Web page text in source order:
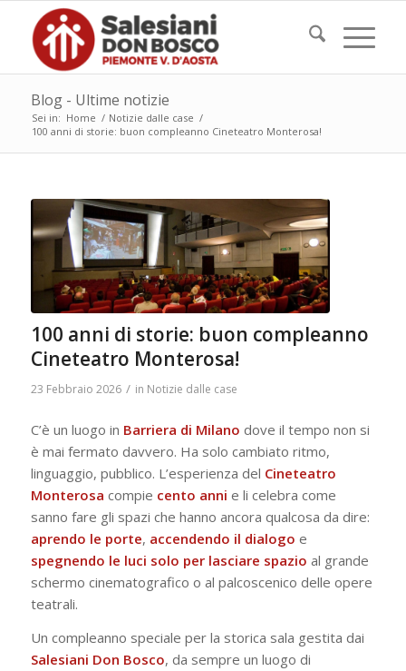
Blog - Ultime notizie
Sei in: Home / Notizie dalle case /
100 anni di storie: buon compleanno Cineteatro Monterosa!
100 anni di storie: buon compleanno
Cineteatro Monterosa!
23 Febbraio 2026 / in Notizie dalle case
C’è un luogo in Barriera di Milano dove il tempo non si
è mai fermato davvero. Ha solo cambiato ritmo,
linguaggio, pubblico. L’esperienza del Cineteatro
Monterosa compie cento anni e li celebra come
sanno fare gli spazi che hanno ancora qualcosa da dire:
aprendo le porte, accendendo il dialogo e
spegnendo le luci solo per lasciare spazio al grande
schermo cinematografico o al palcoscenico delle opere
teatrali.
Un compleanno speciale per la storica sala gestita dai
Salesiani Don Bosco, da sempre un luogo di